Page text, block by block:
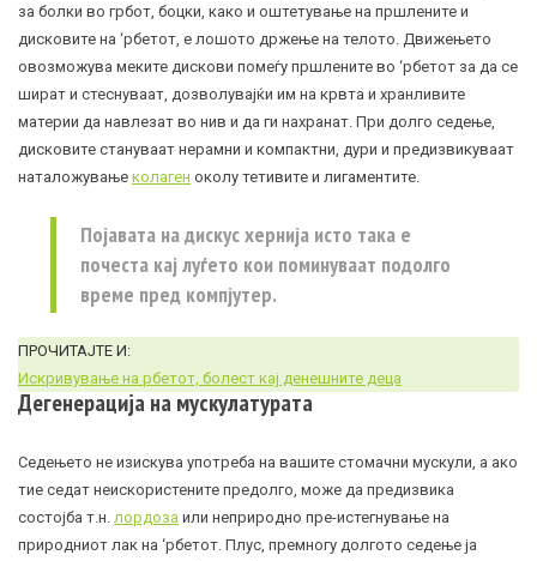
за болки во грбот, боцки, како и оштетување на пршлените и
дисковите на ‘рбетот, е лошото држење на телото. Движењето
овозможува меките дискови помеѓу пршлените во ‘рбетот за да се
шират и стеснуваат, дозволувајќи им на крвта и хранливите
материи да навлезат во нив и да ги нахранат. При долго седење,
дисковите стануваат нерамни и компактни, дури и предизвикуваат
наталожување колаген околу тетивите и лигаментите.
Појавата на дискусхернија исто така е
почеста кај луѓето кои поминуваат подолго
време пред компјутер.
ПРОЧИТАЈТЕ И:
Искривување на рбетот, болест кај денешните деца
Дегенерација на мускулатурата
Седењето не изискува употреба на вашите стомачни мускули, а ако
тие седат неискористените предолго, може да предизвика
состојба т.н. лордоза или неприродно пре-истегнување на
природниот лак на ‘рбетот. Плус, премногу долгото седење ја